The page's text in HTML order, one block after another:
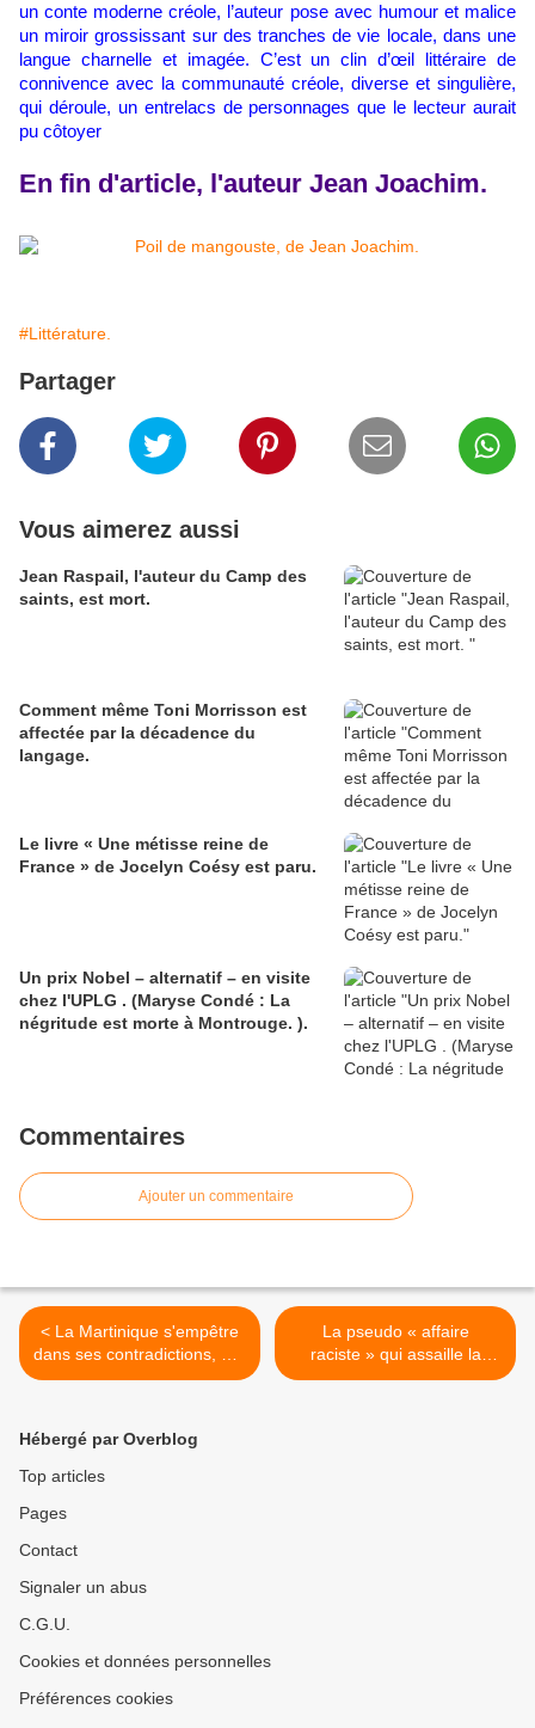
un conte moderne créole, l’auteur pose avec humour et malice
un miroir grossissant sur des tranches de vie locale, dans une
langue charnelle et imagée. C’est un clin d’œil littéraire de
connivence avec la communauté créole, diverse et singulière,
qui déroule, un entrelacs de personnages que le lecteur aurait
pu côtoyer
En fin d'article, l'auteur Jean Joachim.
#Littérature.
Partager
Vous aimerez aussi
Jean Raspail, l'auteur du Camp des
saints, est mort.
Comment même Toni Morrisson est
affectée par la décadence du
langage.
Le livre « Une métisse reine de
France » de Jocelyn Coésy est paru.
Un prix Nobel – alternatif – en visite
chez l'UPLG . (Maryse Condé : La
négritude est morte à Montrouge. ).
Commentaires
Ajouter un commentaire
< La Martinique s'empêtre
dans ses contradictions, par
Luc André.
La pseudo « affaire
raciste » qui assaille la
Guadeloupe ( Suite ). Les
Hébergé par Overblog
Top articles
Pages
Contact
Signaler un abus
C.G.U.
Cookies et données personnelles
Préférences cookies